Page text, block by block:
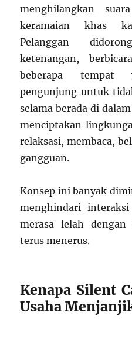
menghilangkan
keramaian khas
Pelanggan
ketenangan,
beberapa tempat
pengunjung untuk
selama berada di
menciptakan
relaksasi, membaca,
gangguan.
Konsep ini banyak
menghindari
merasa lelah
terus menerus.
Kenapa Silent
Usaha